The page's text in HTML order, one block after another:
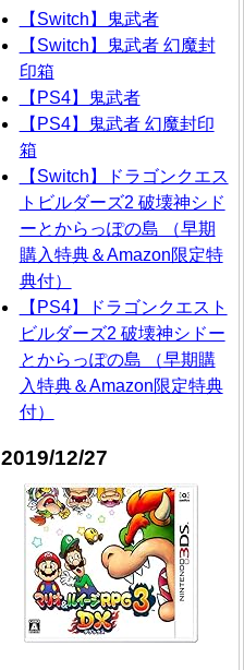
【Switch】鬼武者
【Switch】鬼武者 幻魔封
印箱
【PS4】鬼武者
【PS4】鬼武者 幻魔封印
箱
【Switch】ドラゴンクエス
トビルダーズ2 破壊神シド
ーとからっぽの島 （早期
購入特典＆Amazon限定特
典付）
【PS4】ドラゴンクエスト
ビルダーズ2 破壊神シドー
とからっぽの島 （早期購
入特典＆Amazon限定特典
付）
2019/12/27